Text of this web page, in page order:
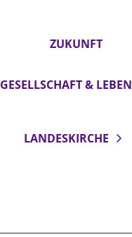
ZUKUNFT
GESELLSCHAFT & LEBEN
LANDESKIRCHE